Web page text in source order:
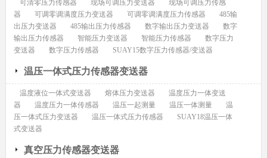
可清零压力传感器
现场可调压力变送器
现场可调压力传感
器
可调零调满度压力变送器 可调零调满度压力传感器
485输
出压力变送器
485输出压力传感器 数字输出压力变送器
数字
输出压力传感器
智能压力变送器 智能压力传感器
数字压力
变送器
数字压力传感器 SUAY15数字压力传感器/变送器
温压一体式压力传感器变送器
温度液位一体式变送器 熔体压力变送器
温度压力一体变送
器
温度压力一体传感器 温压一起测量 温压一体测量
温
压一体式压力变送器
温压一体式压力传感器
SUAY18温压一体
式变送器
真空压力传感器变送器